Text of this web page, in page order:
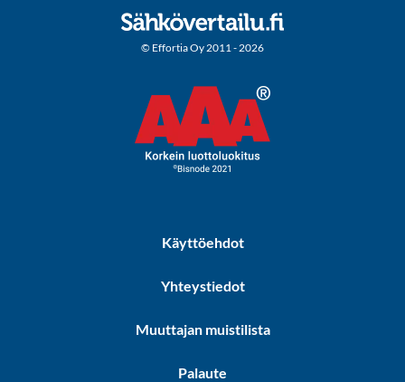
© Effortia Oy 2011 - 2026
Käyttöehdot
Yhteystiedot
Muuttajan muistilista
Palaute